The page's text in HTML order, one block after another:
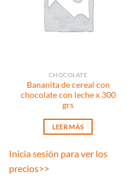
CHOCOLATE
Bananita de cereal con
chocolate con leche x 300
grs
LEER MÁS
Inicia sesión para ver los
precios>>